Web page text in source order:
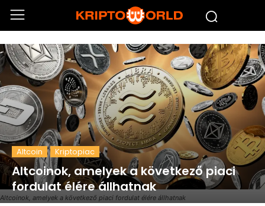
Altcoinok, amelyek a következő piaci fordulat élére állhatnak
Altcoin Kriptopiac
Altcoinok, amelyek a következő piaci
fordulat élére állhatnak